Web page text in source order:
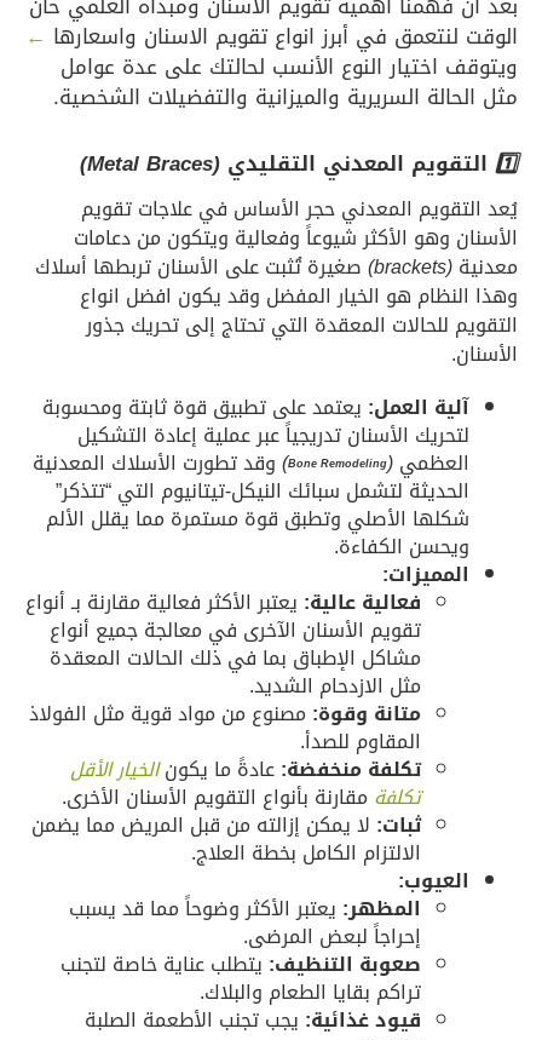
في أبرز انواع تقويم الاسنان واسعارها←
اختيار النوع الأنسب لحالتك على عدة عوامل
السريرية والميزانية والتفضيلات الشخصية.
المعدني التقليدي(Metal Braces)
المعدني حجر الأساس في علاجات تقويم
وهو الأكثر شيوعاً وفعالية ويتكون من دعامات
صغيرة تُثبت على الأسنان تربطها أسلاك
هو الخيار المفضل وقد يكون افضل انواع
للحالات المعقدة التي تحتاج إلى تحريك جذور
العمل:يعتمد على تطبيق قوة ثابتة ومحسوبة
الأسنان تدريجياً عبر عملية إعادة التشكيل
(
Bone Remodeling
)وقد تطورت الأسلاك المعدنية
لتشمل سبائك النيكل-تيتانيوم التي “تتذكر”
الأصلي وتطبق قوة مستمرة مما يقلل الألم
الكفاءة.
فعالية عالية:يعتبر الأكثر فعالية مقارنة بـ أنواع
تقويم الأسنان الآخرى في معالجة جميع أنواع
مشاكل الإطباق بما في ذلك الحالات المعقدة
مثل الازدحام الشديد.
متانة وقوة:مصنوع من مواد قوية مثل الفولاذ
المقاوم للصدأ.
تكلفة منخفضة:عادةً ما يكون الخيار الأقل
مقارنة بأنواع التقويم الأسنان الأخرى.
لا يمكن إزالته من قبل المريض مما يضمن
الالتزام الكامل بخطة العلاج.
المظهر:يعتبر الأكثر وضوحاً مما قد يسبب
إحراجاً لبعض المرضى.
صعوبة التنظيف:يتطلب عناية خاصة لتجنب
تراكم بقايا الطعام والبلاك.
قيود غذائية:يجب تجنب الأطعمة الصلبة